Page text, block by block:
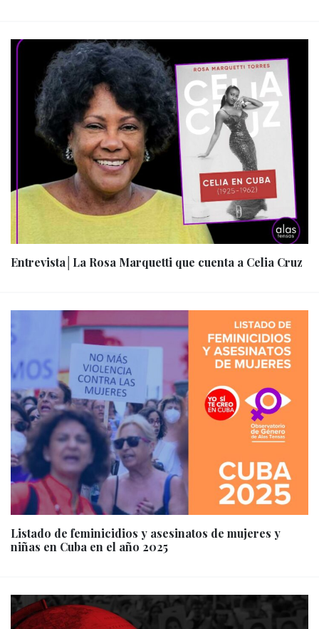
Entrevista│La Rosa Marquetti que cuenta a Celia Cruz
Listado de feminicidios y asesinatos de mujeres y
niñas en Cuba en el año 2025